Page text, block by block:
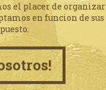
el placer de organizar
en funcion de sus